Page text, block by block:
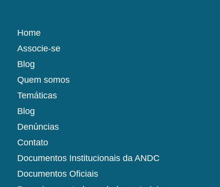
Home
Associe-se
Blog
Quem somos
Temáticas
Blog
Denúncias
Contato
Documentos Institucionais da ANDC
Documentos Oficiais